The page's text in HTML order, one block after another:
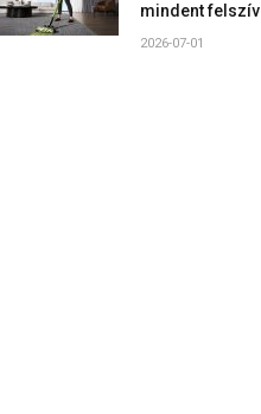
mindent felszív
2026-07-01